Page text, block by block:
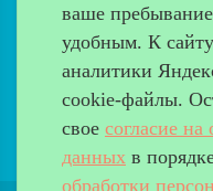
Дополнительно
Наш адрес
Работаем с 9:00 до 20:00
8 (499) 685-33-26
ваше
удобным. К
аналитики
cookie-файлы.
свое согласие
данных в
обработки